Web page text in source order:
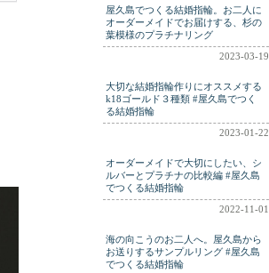
屋久島でつくる結婚指輪。お二人に
オーダーメイドでお届けする、杉の
葉模様のプラチナリング
2023-03-19
大切な結婚指輪作りにオススメする
k18ゴールド３種類 #屋久島でつく
る結婚指輪
2023-01-22
オーダーメイドで大切にしたい、シ
ルバーとプラチナの比較編 #屋久島
でつくる結婚指輪
2022-11-01
海の向こうのお二人へ。屋久島から
お送りするサンプルリング #屋久島
でつくる結婚指輪